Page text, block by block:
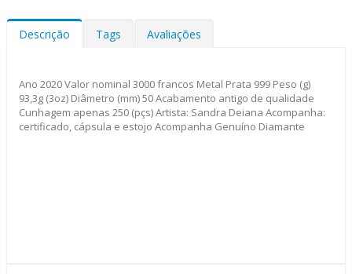
Descrição Tags Avaliações
Ano 2020 Valor nominal 3000 francos Metal Prata 999 Peso (g)
93,3g (3oz) Diâmetro (mm) 50 Acabamento antigo de qualidade
Cunhagem apenas 250 (pçs) Artista: Sandra Deiana Acompanha:
certificado, cápsula e estojo Acompanha Genuíno Diamante